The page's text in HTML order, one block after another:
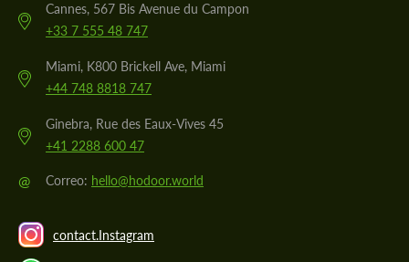
Cannes, 567 Bis Avenue du Campon
+33 7 555 48 747
Miami, K800 Brickell Ave, Miami
+44 748 8818 747
Ginebra, Rue des Eaux-Vives 45
+41 2288 600 47
@ Correo: hello@hodoor.world
contact.Instagram